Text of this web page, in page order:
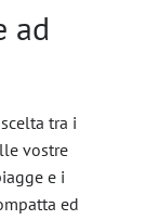
ad
tra i
vostre
e i
ed